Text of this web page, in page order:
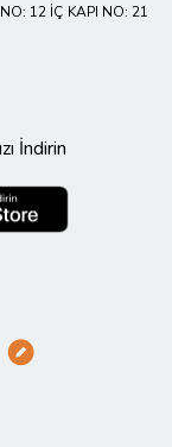
12 İÇ KAPI NO: 21
İndirin